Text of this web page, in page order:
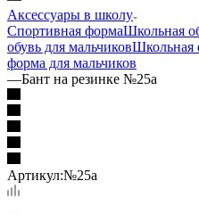
Аксессуары в школу
Спортивная формаШкольная
обувь для мальчиковШкольная
форма для мальчиков
—Бант на резинке №25а
Артикул:№25а